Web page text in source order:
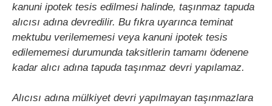
kanuni ipotek tesis edilmesi halinde, taşınmaz tapuda
alıcısı adına devredilir. Bu fıkra uyarınca teminat
mektubu verilememesi veya kanuni ipotek tesis
edilememesi durumunda taksitlerin tamamı ödenene
kadar alıcı adına tapuda taşınmaz devri yapılamaz.
Alıcısı adına mülkiyet devri yapılmayan taşınmazlara